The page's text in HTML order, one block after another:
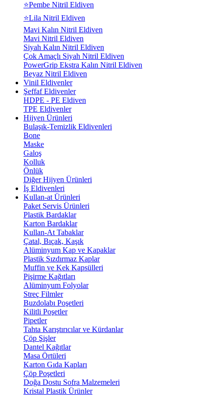
⭐Pembe Nitril Eldiven
⭐Lila Nitril Eldiven
Mavi Kalın Nitril Eldiven
Mavi Nitril Eldiven
Siyah Kalın Nitril Eldiven
Çok Amaçlı Siyah Nitril Eldiven
PowerGrip Ekstra Kalın Nitril Eldiven
Beyaz Nitril Eldiven
Vinil Eldivenler
Şeffaf Eldivenler
HDPE - PE Eldiven
TPE Eldivenler
Hijyen Ürünleri
Bulaşık-Temizlik Eldivenleri
Bone
Maske
Galoş
Kolluk
Önlük
Diğer Hijyen Ürünleri
İş Eldivenleri
Kullan-at Ürünleri
Paket Servis Ürünleri
Plastik Bardaklar
Karton Bardaklar
Kullan-At Tabaklar
Çatal, Bıçak, Kaşık
Alüminyum Kap ve Kapaklar
Plastik Sızdırmaz Kaplar
Muffin ve Kek Kapsülleri
Pişirme Kağıtları
Alüminyum Folyolar
Streç Filmler
Buzdolabı Poşetleri
Kilitli Poşetler
Pipetler
Tahta Karıştırıcılar ve Kürdanlar
Çöp Şişler
Dantel Kağıtlar
Masa Örtüleri
Karton Gıda Kapları
Çöp Poşetleri
Doğa Dostu Sofra Malzemeleri
Kristal Plastik Ürünler